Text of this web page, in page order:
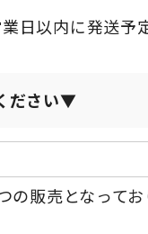
日以内に発送予
ださい▼
販売となってお